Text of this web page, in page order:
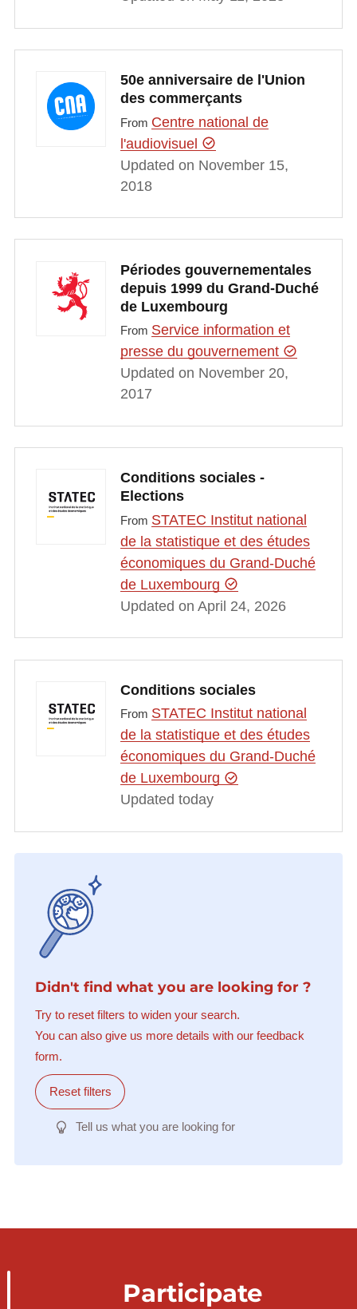
50e anniversaire de l'Union
des commerçants
From Centre national de
l'audiovisuel
Updated on November 15,
2018
Périodes gouvernementales
depuis 1999 du Grand-Duché
de Luxembourg
From Service information et
presse du gouvernement
Updated on November 20,
2017
Conditions sociales -
Elections
From STATEC Institut national
de la statistique et des études
économiques du Grand-Duché
de Luxembourg
Updated on April 24, 2026
Conditions sociales
From STATEC Institut national
de la statistique et des études
économiques du Grand-Duché
de Luxembourg
Updated today
Didn't find what you are looking for ?
Try to reset filters to widen your search.
You can also give us more details with our feedback
form.
Reset filters
Tell us what you are looking for
Participate